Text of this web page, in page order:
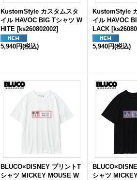
KustomStyle カスタムスタ
イル HAVOC BIG Tシャツ W
HITE [ks260802002]
5,940円(税込)
KustomStyle
イル HAVOC
LACK [
5,940円(税込)
BLUCO×DISNEY プリントT
シャツ MICKEY MOUSE W
シャツ